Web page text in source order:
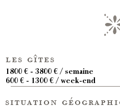
les gîtes
1800 € - 3800 € / semaine
600 € - 1300 € / week-end
situation